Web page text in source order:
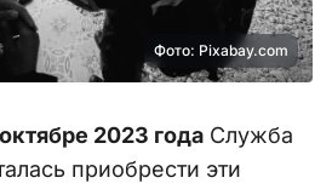
Фото: Pixabay.com
октябре 2023 года Служба
приобрести эти